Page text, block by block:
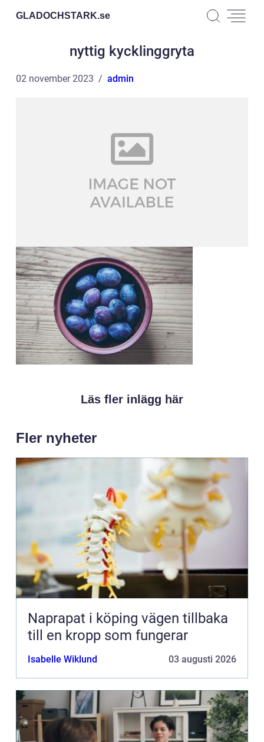
GLADOCHSTARK.se
nyttig kycklinggryta
02 november 2023 admin
Läs fler inlägg här
Fler nyheter
Naprapat i köping vägen tillbaka
till en kropp som fungerar
Isabelle Wiklund 03 augusti 2026